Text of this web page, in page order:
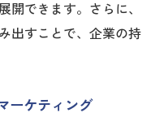
開できます。さらに、
出すことで、企業の持
ーケティング